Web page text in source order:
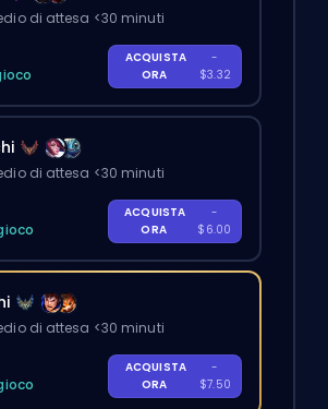
di attesa <30 minuti
ACQUISTA
ORA
-
$3.32
di attesa <30 minuti
ACQUISTA
ORA
-
$6.00
di attesa <30 minuti
ACQUISTA
ORA
-
$7.50